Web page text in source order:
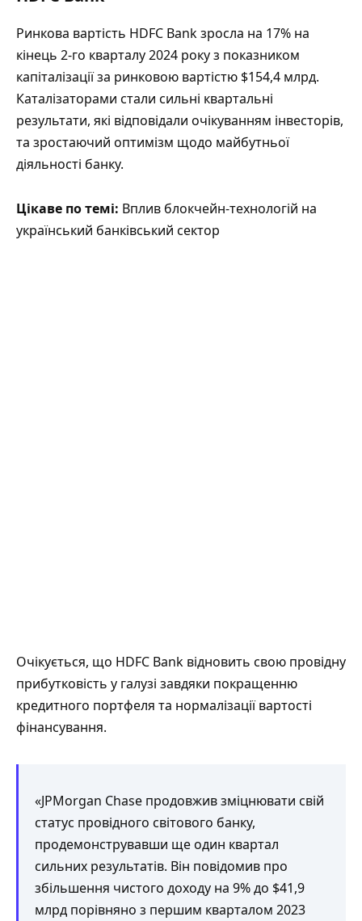
Ринкова вартість HDFC Bank зросла на 17% на
кінець 2-го кварталу 2024 року з показником
капіталізації за ринковою вартістю $154,4 млрд.
Каталізаторами стали сильні квартальні
результати, які відповідали очікуванням інвесторів,
та зростаючий оптимізм щодо майбутньої
діяльності банку.
Цікаве по темі: Вплив блокчейн-технологій на
український банківський сектор
Очікується, що HDFC Bank відновить свою провідну
прибутковість у галузі завдяки покращенню
кредитного портфеля та нормалізації вартості
фінансування.
«JPMorgan Chase продовжив зміцнювати свій
статус провідного світового банку,
продемонструвавши ще один квартал
сильних результатів. Він повідомив про
збільшення чистого доходу на 9% до $41,9
млрд порівняно з першим кварталом 2023